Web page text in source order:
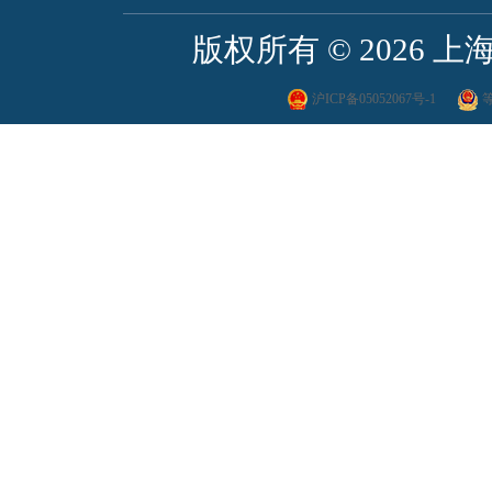
版权所有 © 2026 上
沪ICP备05052067号-1